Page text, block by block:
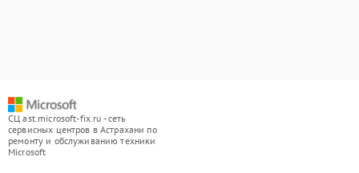
СЦ ast.microsoft-fix.ru - сеть
сервисных центров в Астрахани по
ремонту и обслуживанию техники
Microsoft